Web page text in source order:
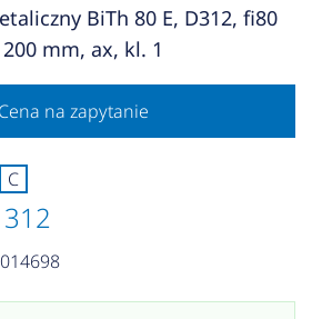
BiTh 80 E, D312, fi80
mm, ax, kl. 1
Cena na zapytanie
C